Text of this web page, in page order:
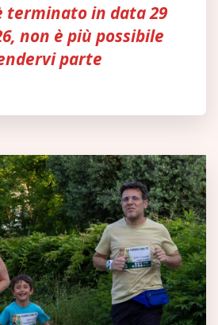
terminato in data 29
non è più possibile
parte